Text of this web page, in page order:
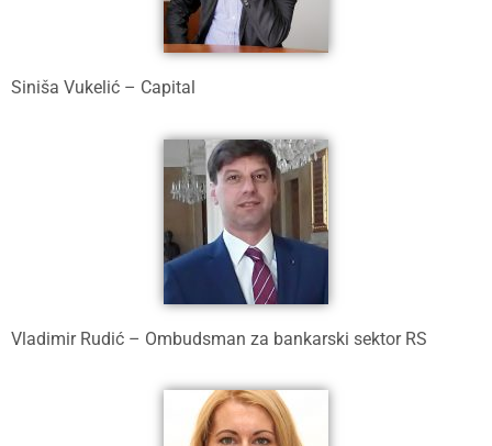
Siniša Vukelić – Capital
Vladimir Rudić – Ombudsman za bankarski sektor RS